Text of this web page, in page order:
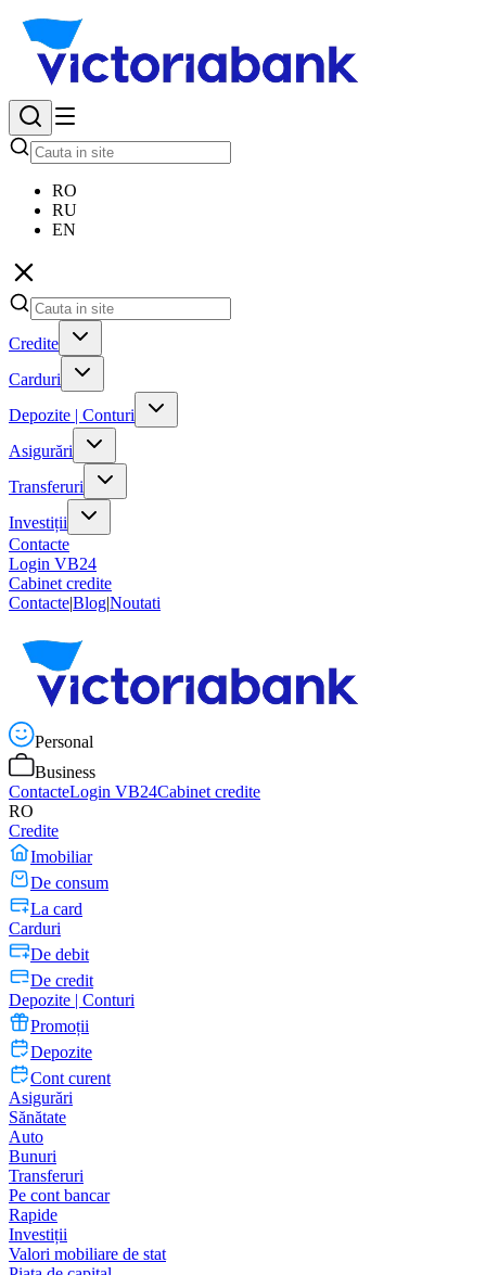
RO
RU
EN
Credite
Carduri
Depozite | Conturi
Asigurări
Transferuri
Investiții
Contacte
Login VB24
Cabinet credite
Contacte|Blog|Noutati
Personal
Business
ContacteLogin VB24Cabinet credite
RO
Credite
Imobiliar
De consum
La card
Carduri
De debit
De credit
Depozite | Conturi
Promoții
Depozite
Cont curent
Asigurări
Sănătate
Auto
Bunuri
Transferuri
Pe cont bancar
Rapide
Investiții
Valori mobiliare de stat